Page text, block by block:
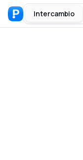
Intercambio